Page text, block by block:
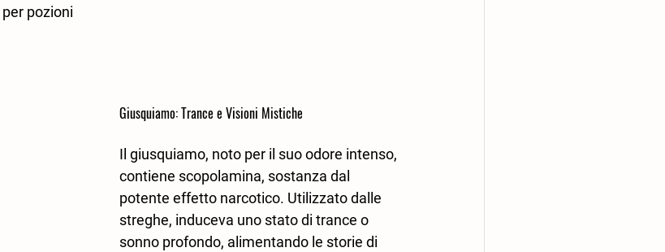
pozioni
Giusquiamo: Trance e Visioni Mistiche
Il giusquiamo, noto per il suo odore intenso,
contiene scopolamina, sostanza dal
potente effetto narcotico. Utilizzato dalle
streghe, induceva uno stato di trance o
sonno profondo, alimentando le storie di